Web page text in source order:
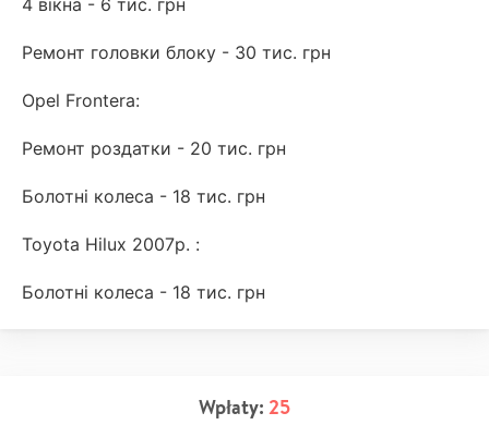
Ремонт головки блоку - 30 тис. грн
Opel Frontera:
Ремонт роздатки - 20 тис. грн
Болотні колеса - 18 тис. грн
Toyota Hilux 2007р. :
Болотні колеса - 18 тис. грн
Wpłaty: 25